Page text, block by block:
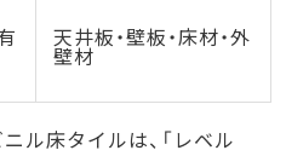
天井板・壁板・床材・外
壁材
ル床タイルは、「レベル